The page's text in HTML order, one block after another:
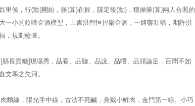
里侯，行(動)開始，勝(算)在握，謀定後(動)，穩操勝(算)兩人合照的
一小的鈴噹金酒模型，上書洪智恒捍衛金酒，一路響叮噹，期許洪
，規劃藍圖。
長貢糖]現塲秀，品看、品聽、品說、品嚐、品頭論足，百聞不如
文學之先河。
麵線，陽光手中線，古法不死鹹，身戴小鮮肉，金門第一線。小巧